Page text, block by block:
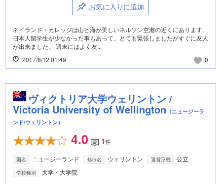
お気に入りに追加
ネイランド・カレッジは山と海が美しいネルソン空港の近くにあります。
日本人留学生が少なかった事もあって、とても緊張しましたがすぐに友人
が出来ました。 週末にはよく友...
2017/8/12 01:49
0
ヴィクトリア大学ウェリントン /
Victoria University of Wellington （ニュージーラ
ンド/ウェリントン）
4.0 1件
国名 ニュージーランド 都市名 ウェリントン 運営形態 公立
学校種別 大学・大学院